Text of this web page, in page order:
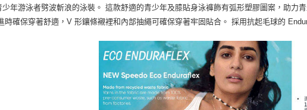
少年游泳者劈波斬浪的泳裝。 這款舒適的青少年及膝貼身泳褲飾有弧形塑膠圖案，助力
時確保穿著舒適，V 形鑲條襯裡和內部抽繩可確保穿著牢固貼合。 採用抗起毛球的